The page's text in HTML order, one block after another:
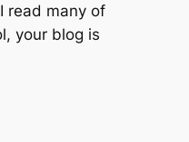
read many of
your blog is